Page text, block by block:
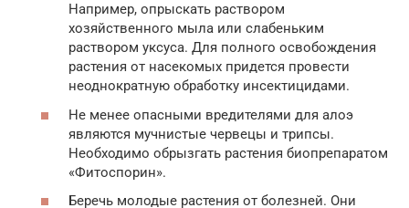
Например, опрыскать раствором
хозяйственного мыла или слабеньким
раствором уксуса. Для полного освобождения
растения от насекомых придется провести
неоднократную обработку инсектицидами.
Не менее опасными вредителями для алоэ
являются мучнистые червецы и трипсы.
Необходимо обрызгать растения биопрепаратом
«Фитоспорин».
Беречь молодые растения от болезней. Они